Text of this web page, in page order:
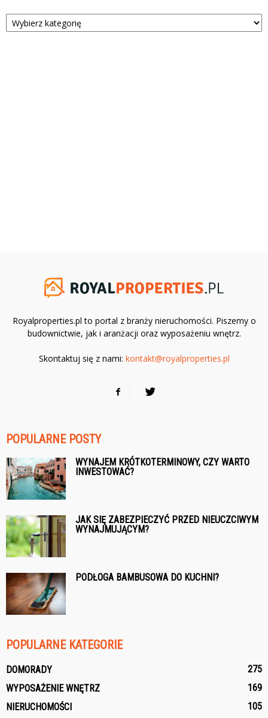
Kategorie
Royalproperties.pl to portal z branży nieruchomości. Piszemy o
budownictwie, jak i aranżacji oraz wyposażeniu wnętrz.
Skontaktuj się z nami: kontakt@royalproperties.pl
POPULARNE POSTY
WYNAJEM KRÓTKOTERMINOWY, CZY WARTO
INWESTOWAĆ?
JAK SIĘ ZABEZPIECZYĆ PRZED NIEUCZCIWYM
WYNAJMUJĄCYM?
PODŁOGA BAMBUSOWA DO KUCHNI?
POPULARNE KATEGORIE
DOMORADY
275
WYPOSAŻENIE WNĘTRZ
169
NIERUCHOMOŚCI
105